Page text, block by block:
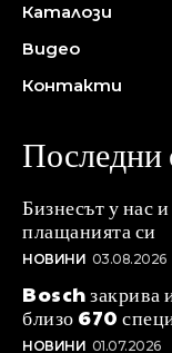
Каталози
Видео
Контакти
Последни
Бизнесът у нас
плащанията си
НОВИНИ 03.08.2026
Bosch закрива
близо 670
НОВИНИ 01.07.2026